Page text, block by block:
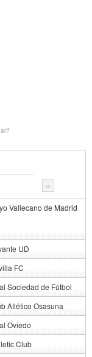
»
Vallecano de Madrid
UD
FC
Sociedad de Fútbol
Atlético Osasuna
Oviedo
Club